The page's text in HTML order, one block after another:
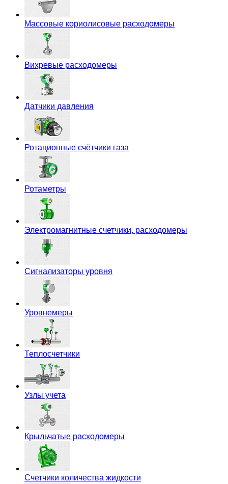
Массовые кориолисовые расходомеры
Вихревые расходомеры
Датчики давления
Ротационные счётчики газа
Ротаметры
Электромагнитные счетчики, расходомеры
Сигнализаторы уровня
Уровнемеры
Теплосчетчики
Узлы учета
Крыльчатые расходомеры
Счетчики количества жидкости